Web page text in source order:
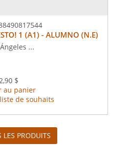
1 (A1) - ALUMNO (N.E)
...
$
au panier
de souhaits
LES PRODUITS